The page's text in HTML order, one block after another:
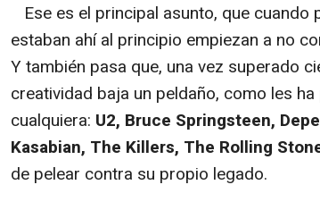
Ese es el principal asunto, que
estaban ahí al principio empiezan a no
Y también pasa que, una vez superado
creatividad baja un peldaño, como les
cualquiera: U2, Bruce Springsteen,
Kasabian, The Killers, The Rolling
de pelear contra su propio legado.